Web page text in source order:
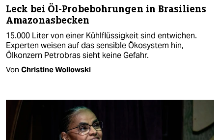
Leck bei Öl-Probebohrungen in Brasiliens
Amazonasbecken
15.000 Liter von einer Kühlflüssigkeit sind entwichen.
Experten weisen auf das sensible Ökosystem hin,
Ölkonzern Petrobras sieht keine Gefahr.
Von Christine Wollowski